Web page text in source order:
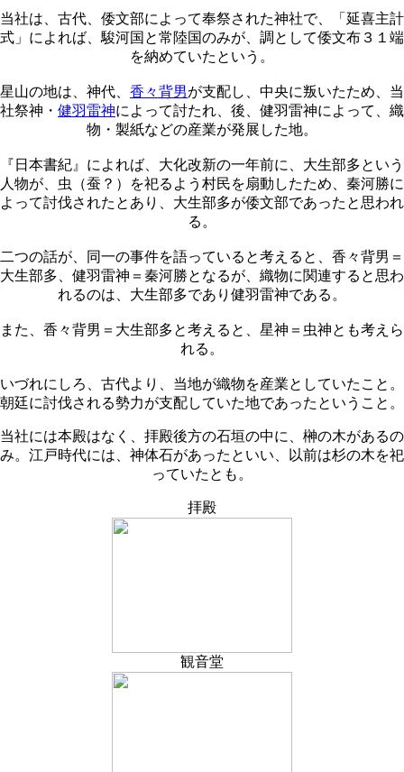
当社は、古代、倭文部によって奉祭された神社で、「延喜主計
式」によれば、駿河国と常陸国のみが、調として倭文布３１端
を納めていたという。
星山の地は、神代、 香々背男が支配し、中央に叛いたため、当
社祭神・ 健羽雷神によって討たれ、後、健羽雷神によって、織
物・製紙などの産業が発展した地。
『日本書紀』によれば、大化改新の一年前に、大生部多という
人物が、虫（蚕？）を祀るよう村民を扇動したため、秦河勝に
よって討伐されたとあり、大生部多が倭文部であったと思われ
る。
二つの話が、同一の事件を語っていると考えると、香々背男＝
大生部多、健羽雷神＝秦河勝となるが、織物に関連すると思わ
れるのは、大生部多であり健羽雷神である。
また、香々背男＝大生部多と考えると、星神＝虫神とも考えら
れる。
いづれにしろ、古代より、当地が織物を産業としていたこと。
朝廷に討伐される勢力が支配していた地であったということ。
当社には本殿はなく、拝殿後方の石垣の中に、榊の木があるの
み。江戸時代には、神体石があったといい、以前は杉の木を祀
っていたとも。
拝殿
観音堂